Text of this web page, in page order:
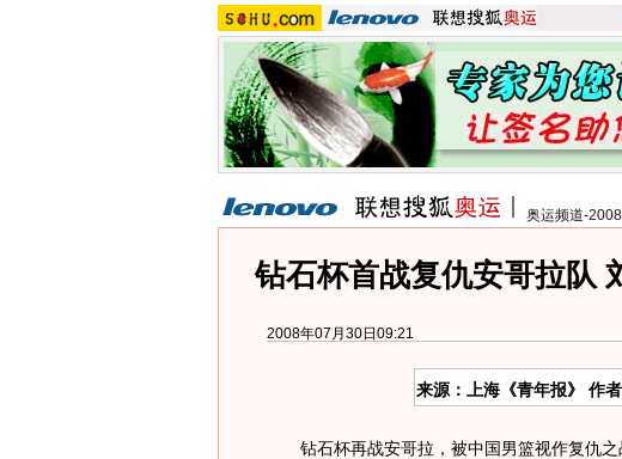
奥运频道-
钻石杯首战复仇安哥拉队
2008年07月30日09:21
来源：上海《青年报》 作
钻石杯再战安哥拉，被中国男篮视作复仇之